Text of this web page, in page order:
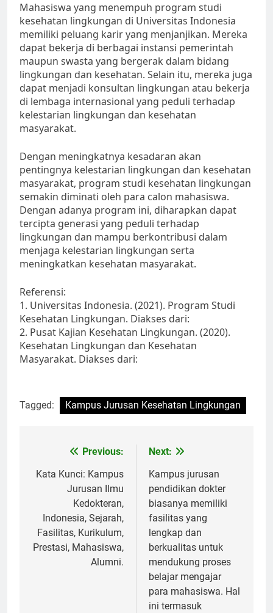
Mahasiswa yang menempuh program studi
kesehatan lingkungan di Universitas Indonesia
memiliki peluang karir yang menjanjikan. Mereka
dapat bekerja di berbagai instansi pemerintah
maupun swasta yang bergerak dalam bidang
lingkungan dan kesehatan. Selain itu, mereka juga
dapat menjadi konsultan lingkungan atau bekerja
di lembaga internasional yang peduli terhadap
kelestarian lingkungan dan kesehatan
masyarakat.
Dengan meningkatnya kesadaran akan
pentingnya kelestarian lingkungan dan kesehatan
masyarakat, program studi kesehatan lingkungan
semakin diminati oleh para calon mahasiswa.
Dengan adanya program ini, diharapkan dapat
tercipta generasi yang peduli terhadap
lingkungan dan mampu berkontribusi dalam
menjaga kelestarian lingkungan serta
meningkatkan kesehatan masyarakat.
Referensi:
1. Universitas Indonesia. (2021). Program Studi
Kesehatan Lingkungan. Diakses dari:
2. Pusat Kajian Kesehatan Lingkungan. (2020).
Kesehatan Lingkungan dan Kesehatan
Masyarakat. Diakses dari:
Tagged: Kampus Jurusan Kesehatan Lingkungan
navigation
Previous:
Kata Kunci: Kampus
Jurusan Ilmu
Kedokteran,
Indonesia, Sejarah,
Fasilitas, Kurikulum,
Prestasi, Mahasiswa,
Alumni.
Next:
Kampus jurusan
pendidikan dokter
biasanya memiliki
fasilitas yang
lengkap dan
berkualitas untuk
mendukung proses
belajar mengajar
para mahasiswa. Hal
ini termasuk